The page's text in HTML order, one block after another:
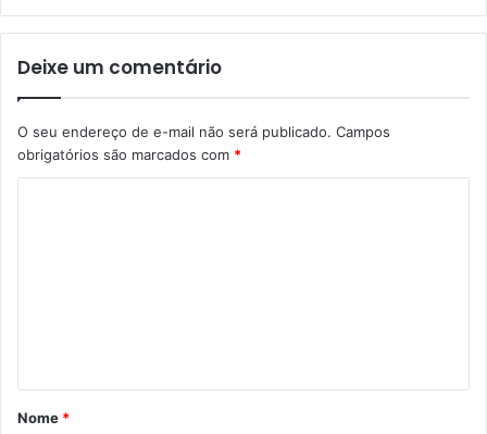
Deixe um comentário
O seu endereço de e-mail não será publicado. Campos
obrigatórios são marcados com *
á
r
Nome *